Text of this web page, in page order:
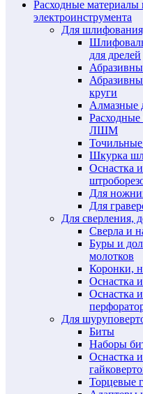
Расходные материалы
электроинструмента
Для
для дрелей
круги
Алмазные
ЛШМ
Шкурка
Оснастка
Для
Для
Для сверления,
Сверла и
Буры и
молотков
Коронки,
Оснастка
Оснастка
Для
Биты
Наборы
Оснастка
Торцевые